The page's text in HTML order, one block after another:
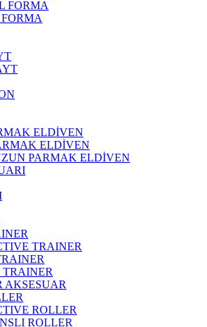
FORMA
ELDİVEN
ELDİVEN
PARMAK ELDİVEN
TRAINER
TRAINER
AKSESUAR
ROLLER
ROLLER